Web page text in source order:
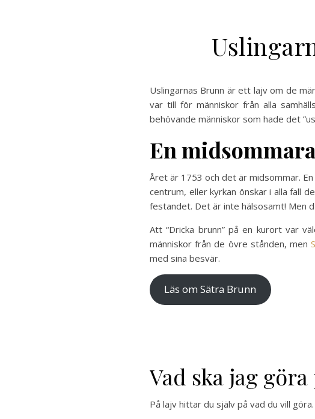
Uslingarnas Brunn är ett lajv om de
var till för människor från alla
behövande människor som hade det
En
Året är 1753 och det är midsommar.
centrum, eller kyrkan önskar i alla fall
festandet. Det är inte hälsosamt! Men
Att “Dricka brunn” på en kurort var
människor från de övre stånden, men
med sina besvär.
Läs om Sätra Brunn
Vad ska jag
På lajv hittar du själv på vad du vill